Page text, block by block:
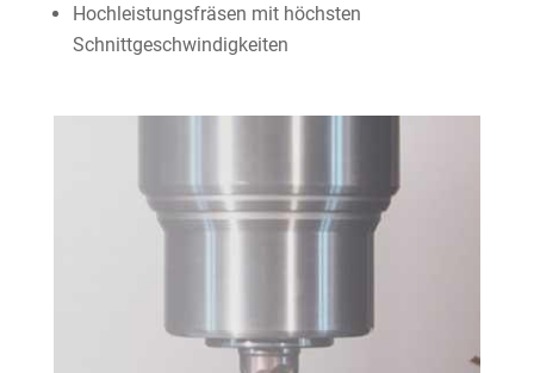
Hochleistungsfräsen mit höchsten
Schnittgeschwindigkeiten